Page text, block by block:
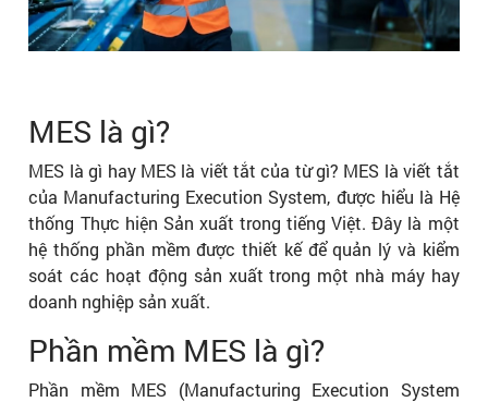
MES là gì?
MES là gì hay MES là viết tắt của từ gì? MES là viết tắt
của Manufacturing Execution System, được hiểu là Hệ
thống Thực hiện Sản xuất trong tiếng Việt. Đây là một
hệ thống phần mềm được thiết kế để quản lý và kiểm
soát các hoạt động sản xuất trong một nhà máy hay
doanh nghiệp sản xuất.
Phần mềm MES là gì?
Phần mềm MES (Manufacturing Execution System